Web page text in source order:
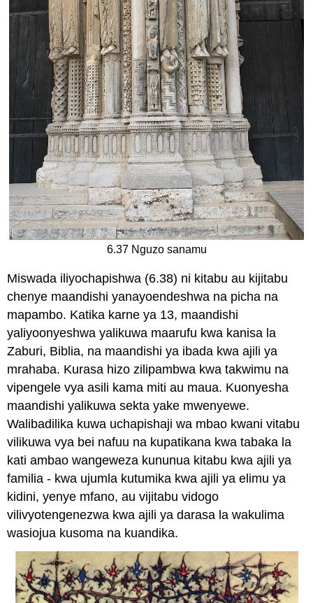
6.37 Nguzo sanamu
Miswada iliyochapishwa (6.38) ni kitabu au kijitabu
chenye maandishi yanayoendeshwa na picha na
mapambo. Katika karne ya 13, maandishi
yaliyoonyeshwa yalikuwa maarufu kwa kanisa la
Zaburi, Biblia, na maandishi ya ibada kwa ajili ya
mrahaba. Kurasa hizo zilipambwa kwa takwimu na
vipengele vya asili kama miti au maua. Kuonyesha
maandishi yalikuwa sekta yake mwenyewe.
Walibadilika kuwa uchapishaji wa mbao kwani vitabu
vilikuwa vya bei nafuu na kupatikana kwa tabaka la
kati ambao wangeweza kununua kitabu kwa ajili ya
familia - kwa ujumla kutumika kwa ajili ya elimu ya
kidini, yenye mfano, au vijitabu vidogo
vilivyotengenezwa kwa ajili ya darasa la wakulima
wasiojua kusoma na kuandika.